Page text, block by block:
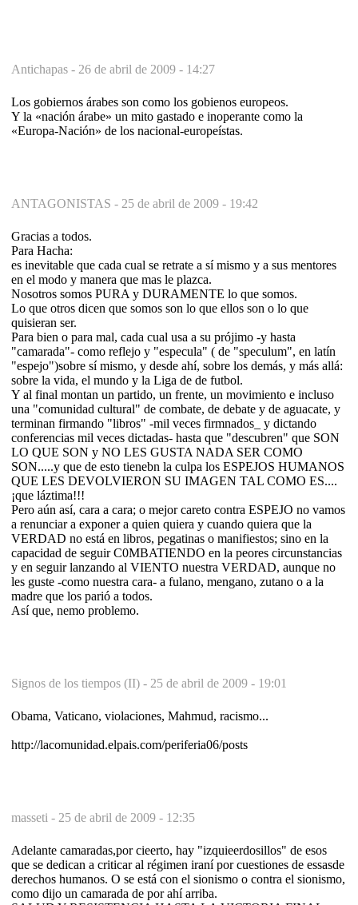
Antichapas - 26 de abril de 2009 - 14:27
Los gobiernos árabes son como los gobienos europeos.
Y la «nación árabe» un mito gastado e inoperante como la
«Europa-Nación» de los nacional-europeístas.
ANTAGONISTAS - 25 de abril de 2009 - 19:42
Gracias a todos.
Para Hacha:
es inevitable que cada cual se retrate a sí mismo y a sus mentores
en el modo y manera que mas le plazca.
Nosotros somos PURA y DURAMENTE lo que somos.
Lo que otros dicen que somos son lo que ellos son o lo que
quisieran ser.
Para bien o para mal, cada cual usa a su prójimo -y hasta
"camarada"- como reflejo y "especula" ( de "speculum", en latín
"espejo")sobre sí mismo, y desde ahí, sobre los demás, y más allá:
sobre la vida, el mundo y la Liga de de futbol.
Y al final montan un partido, un frente, un movimiento e incluso
una "comunidad cultural" de combate, de debate y de aguacate, y
terminan firmando "libros" -mil veces firmnados_ y dictando
conferencias mil veces dictadas- hasta que "descubren" que SON
LO QUE SON y NO LES GUSTA NADA SER COMO
SON.....y que de esto tienebn la culpa los ESPEJOS HUMANOS
QUE LES DEVOLVIERON SU IMAGEN TAL COMO ES....
¡que láztima!!!
Pero aún así, cara a cara; o mejor careto contra ESPEJO no vamos
a renunciar a exponer a quien quiera y cuando quiera que la
VERDAD no está en libros, pegatinas o manifiestos; sino en la
capacidad de seguir C0MBATIENDO en la peores circunstancias
y en seguir lanzando al VIENTO nuestra VERDAD, aunque no
les guste -como nuestra cara- a fulano, mengano, zutano o a la
madre que los parió a todos.
Así que, nemo problemo.
Signos de los tiempos (II) - 25 de abril de 2009 - 19:01
Obama, Vaticano, violaciones, Mahmud, racismo...
http://lacomunidad.elpais.com/periferia06/posts
masseti - 25 de abril de 2009 - 12:35
Adelante camaradas,por cieerto, hay "izquieerdosillos" de esos
que se dedican a criticar al régimen iraní por cuestiones de essasde
derechos humanos. O se está con el sionismo o contra el sionismo,
como dijo un camarada de por ahí arriba.